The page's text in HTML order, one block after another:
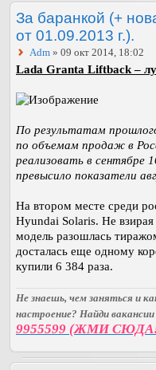
За баранкой (+
от 01.09.2013 г.).
Adm » 09 окт 2014, 18:02
Lada Granta Liftback –
По результатам
по объемам продаж в
реализовать в сентябре
превысило показатели
На втором месте среди
Hyundai Solaris. Не взирая
модель разошлась
досталась еще одному
купили 6 384 раза.
Не знаешь, чем заняться и
настроение? Найди
9955599 (ЖМИ